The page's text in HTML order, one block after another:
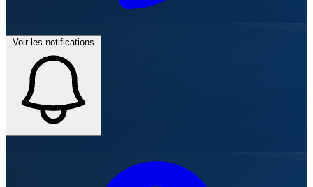
Voir les notifications